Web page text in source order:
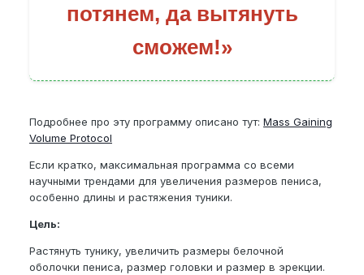
потянем, да вытянуть
сможем!»
Подробнее про эту программу описано тут: Mass Gaining
Volume Protocol
Если кратко, максимальная программа со всеми
научными трендами для увеличения размеров пениса,
особенно длины и растяжения туники.
Цель:
Растянуть тунику, увеличить размеры белочной
оболочки пениса, размер головки и размер в эрекции.